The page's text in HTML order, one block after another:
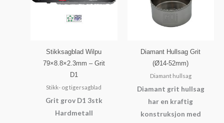
Stikksagblad Wilpu
79×8.8×2.3mm – Grit
D1
Stikk- og tigersagblad
Grit grov D1 3stk
Hardmetall
Diamant Hullsag Grit
(Ø14-52mm)
Diamant hullsag
Diamant grit hullsag
har en kraftig
konstruksjon med